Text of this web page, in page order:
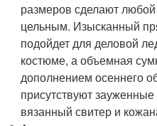
размеров сделают
цельным. Изысканный
подойдет для деловой
костюме, а объемная
дополнением осеннего
присутствуют
вязанный свитер и